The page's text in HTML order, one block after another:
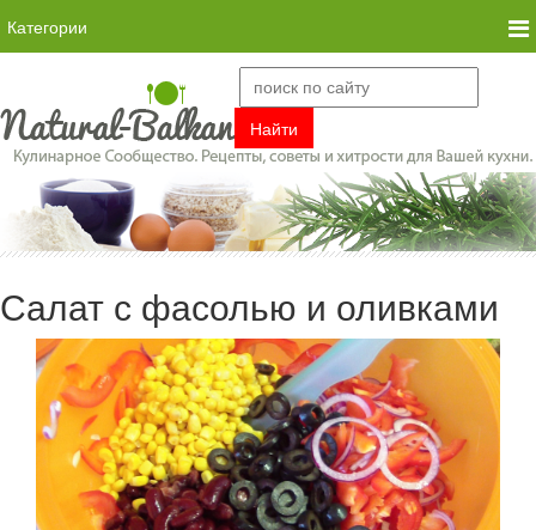
Категории
Салат с фасолью и оливками